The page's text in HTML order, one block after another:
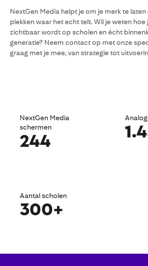
NextGen Media helpt je om je merk te
plekken waar het echt telt. Wil je weten hoe
zichtbaar wordt op scholen en écht
generatie? Neem contact op met onze
graag met je mee, van strategie tot
NextGen Media
schermen
244
Aantal scholen
300+